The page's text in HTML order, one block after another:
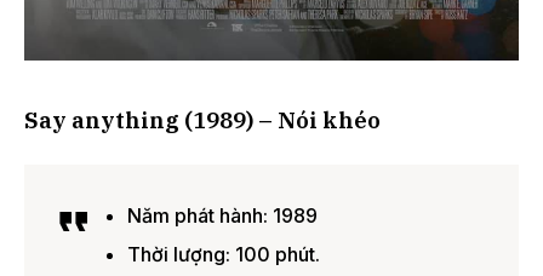
Say anything (1989) – Nói khéo
Năm phát hành: 1989
Thời lượng: 100 phút.